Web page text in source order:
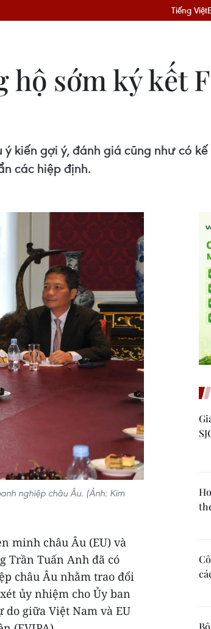
Tiếng Việt
sớm ký kết
kiến gợi ý, đánh giá cũng như có
các hiệp định.
nghiệp châu Âu. (Ảnh: Kim
minh châu Âu (EU) và
Trần Tuấn Anh đã có
châu Âu nhằm trao đổi
ủy nhiệm cho Ủy ban
do giữa Việt Nam và EU